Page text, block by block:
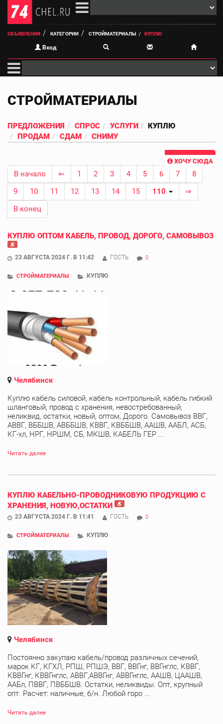
ОБЪЯВЛЕНИЯ КАТЕГОРИИ СТРОЙМАТЕРИАЛЫ КУПЛЮ
Вход
СТРОЙМАТЕРИАЛЫ
ПРЕДЛОЖЕНИЯ СПРОС УСЛУГИ
КУПЛЮ
ПРОДАМ
СДАМ СНИМУ
ХОЧУ СЮДА
В начало ⇐ 1 2 3 4 5 6 7
8
9
10 11 12 13 14 15 110
⇒
В конец
КУПЛЮ ОПТОМ КАБЕЛЬ, ПРОВОД, ДОРОГО, САМОВЫВОЗ
23 АВГУСТА 2024 Г. В 11:42 ГОСТЬ 0
СТРОЙМАТЕРИАЛЫ КУПЛЮ
Челябинск
Куплю кабель силовой, кабель контрольный, кабель гибкий
шланговый, провод с хранения, невостребованный,
неликвид, остатки, новый, оптом, Дорого. Самовывоз ВВГ,
АВВГ, ВББШВ, АВББШВ, КВВГ, КВББШВ, ААШВ, ААБЛ, АСБ,
КГ-хл, НРГ, НРШМ, СБ, МКШВ, КАБЕЛЬ ГЕР ...
Читать далее
КУПЛЮ КАБЕЛЬНО-ПРОВОДНИКОВУЮ ПРОДУКЦИЮ С
ХРАНЕНИЯ, НОВУЮ,ОСТАТКИ
23 АВГУСТА 2024 Г. В 11:41 ГОСТЬ 0
СТРОЙМАТЕРИАЛЫ КУПЛЮ
Челябинск
Постоянно закупаю кабель/провод различных сечений,
марок КГ, КГХЛ, РПШ, РПШЭ, ВВГ, ВВГнг, ВВГнглс, КВВГ,
КВВГнг, КВВГнглс, АВВГ,АВВГнг, АВВГнглс, ААШВ, ЦААШВ,
ААБл, ПВВГ, ПВББШВ. Остатки, неликвиды. Опт, крупный
опт. Расчет: наличные, б/н. Любой горо ...
Читать далее